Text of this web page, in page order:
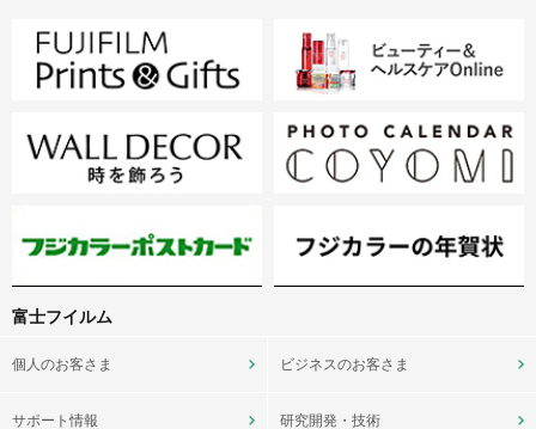
富士フイルム
個人のお客さま ビジネスのお客さま
サポート情報 研究開発・技術